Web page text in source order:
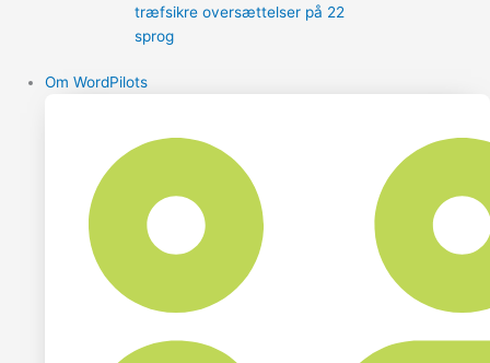
træfsikre oversættelser på 22
sprog
Om WordPilots